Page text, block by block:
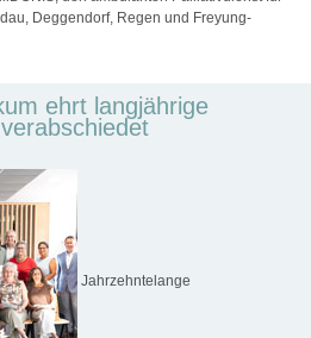
Deggendorf, Regen und Freyung-
ehrt langjährige
Jahrzehntelange